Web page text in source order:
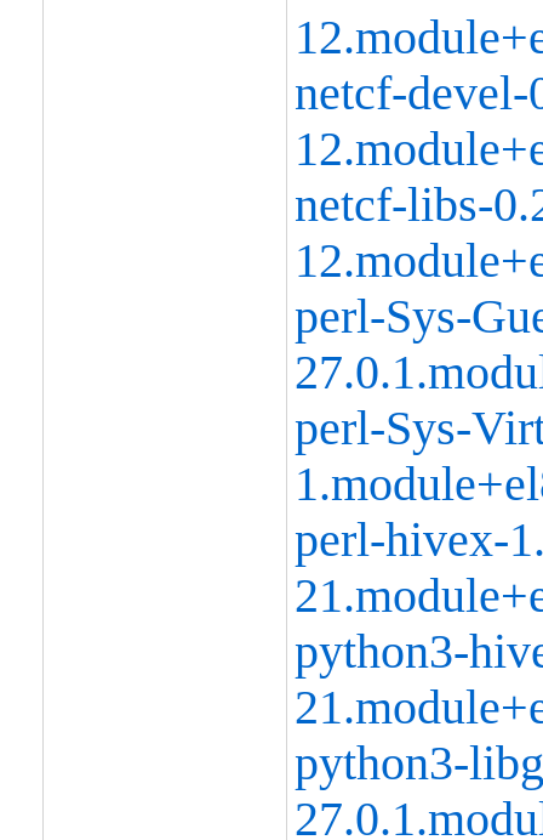
netcf-devel-
netcf-libs-
perl-Sys-
perl-Sys-
perl-hivex-
python3-
python3-